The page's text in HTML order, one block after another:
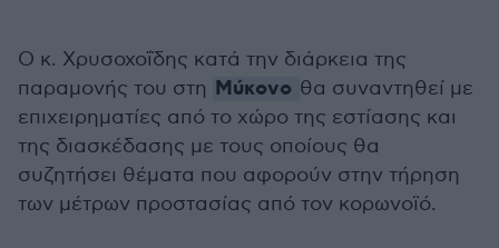
Ο κ. Χρυσοχοΐδης κατά την διάρκεια της
παραμονής του στη Μύκονο θα συναντηθεί με
επιχειρηματίες από το χώρο της εστίασης και
της διασκέδασης με τους οποίους θα
συζητήσει θέματα που αφορούν στην τήρηση
των μέτρων προστασίας από τον κορωνοϊό.